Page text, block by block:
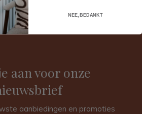
aan voor onze
aanbiedingen en promoties
NEE, BEDANKT